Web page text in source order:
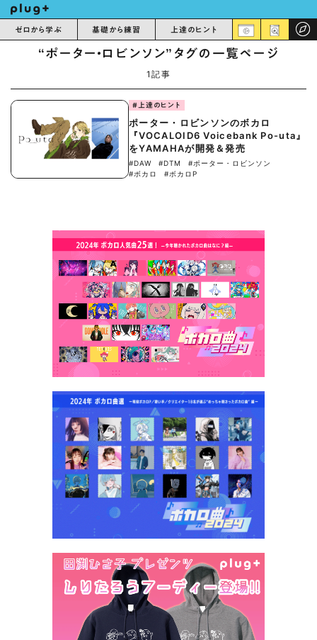
ゼロから学ぶ 基礎から練習 上達のヒント
“ポーター・ロビンソン”タグの一覧ページ
1記事
#上達のヒント
ポーター・ロビンソンのボカロ
『VOCALOID6 Voicebank Po-uta』
をYAMAHAが開発＆発売
#DAW #DTM
#ポーター・ロビンソン
#ボカロ
#ボカロP